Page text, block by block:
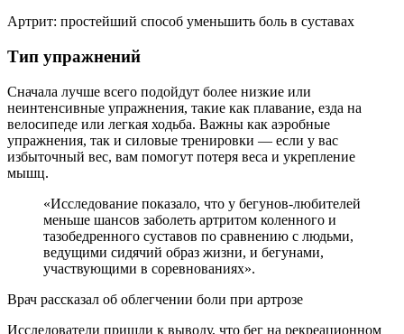
Артрит: простейший способ уменьшить боль в суставах
Тип упражнений
Сначала лучше всего подойдут более низкие или
неинтенсивные упражнения, такие как плавание, езда на
велосипеде или легкая ходьба. Важны как аэробные
упражнения, так и силовые тренировки — если у вас
избыточный вес, вам помогут потеря веса и укрепление
мышц.
«Исследование показало, что у бегунов-любителей
меньше шансов заболеть артритом коленного и
тазобедренного суставов по сравнению с людьми,
ведущими сидячий образ жизни, и бегунами,
участвующими в соревнованиях».
Врач рассказал об облегчении боли при артрозе
Исследователи пришли к выводу, что бег на рекреационном